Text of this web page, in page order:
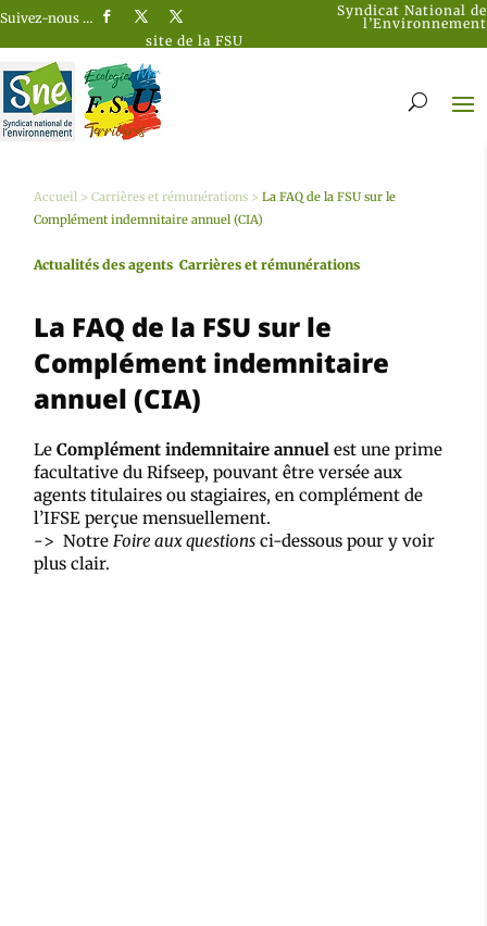
Suivez-nous …
Syndicat National de
l’Environnement
site de la FSU
Accueil >Carrières et rémunérations >La FAQ de la FSU sur le
Complément indemnitaire annuel (CIA)
Actualités des agents Carrières et rémunérations
La FAQ de la FSU sur le
Complément indemnitaire
annuel (CIA)
LeComplément indemnitaire annuel est une prime
facultative du Rifseep, pouvant être versée aux
agents titulaires ou stagiaires, en complément de
l’IFSE perçue mensuellement.
-> NotreFoire aux questions ci-dessous pour y voir
plus clair.